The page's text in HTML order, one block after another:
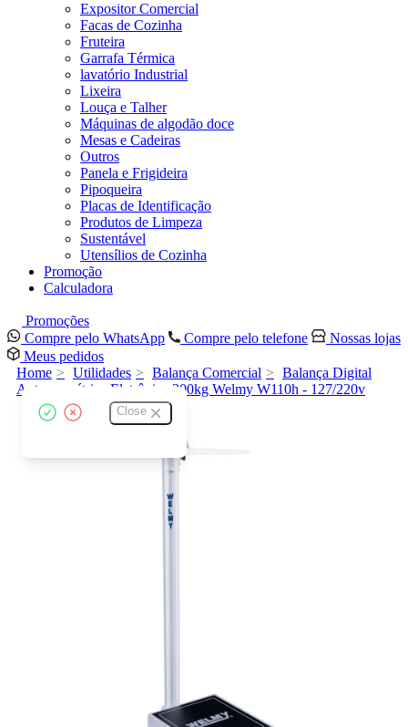
Expositor Comercial
Facas de Cozinha
Fruteira
Garrafa Térmica
lavatório Industrial
Lixeira
Louça e Talher
Máquinas de algodão doce
Mesas e Cadeiras
Outros
Panela e Frigideira
Pipoqueira
Placas de Identificação
Produtos de Limpeza
Sustentável
Utensílios de Cozinha
Promoção
Calculadora
Promoções
Compre pelo WhatsApp
Compre pelo telefone
Nossas lojas
Meus pedidos
Close
Home Utilidades Balança Comercial
Balança Digital
Antropométrica Eletrônica 200kg Welmy W110h - 127/220v